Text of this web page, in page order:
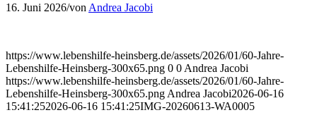
16. Juni 2026/von Andrea Jacobi
https://www.lebenshilfe-heinsberg.de/assets/2026/01/60-Jahre-
Lebenshilfe-Heinsberg-300x65.png 0 0 Andrea Jacobi
https://www.lebenshilfe-heinsberg.de/assets/2026/01/60-Jahre-
Lebenshilfe-Heinsberg-300x65.png Andrea Jacobi2026-06-16
15:41:252026-06-16 15:41:25IMG-20260613-WA0005